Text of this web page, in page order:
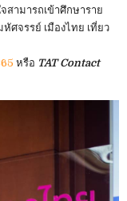
สามารถเข้าศึกษาราย
ศจรรย์ เมืองไทย เที่ยว
หรือ TAT Contact